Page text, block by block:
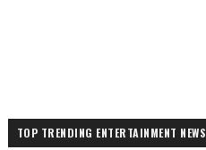
TOP TRENDING ENTERTAINMENT NEWS